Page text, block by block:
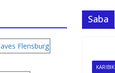
Saba
KARIBIK